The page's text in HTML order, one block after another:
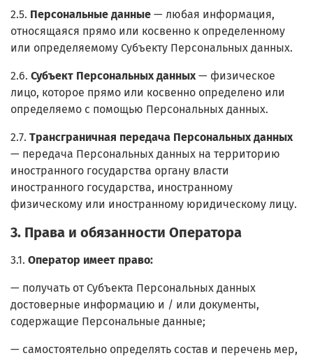
2.5. Персональные данные — любая информация,
относящаяся прямо или косвенно к определенному
или определяемому Субъекту Персональных данных.
2.6. Субъект Персональных данных — физическое
лицо, которое прямо или косвенно определено или
определяемо с помощью Персональных данных.
2.7. Трансграничная передача Персональных данных
— передача Персональных данных на территорию
иностранного государства органу власти
иностранного государства, иностранному
физическому или иностранному юридическому лицу.
3. Права и обязанности Оператора
3.1. Оператор имеет право:
— получать от Субъекта Персональных данных
достоверные информацию и / или документы,
содержащие Персональные данные;
— самостоятельно определять состав и перечень мер,